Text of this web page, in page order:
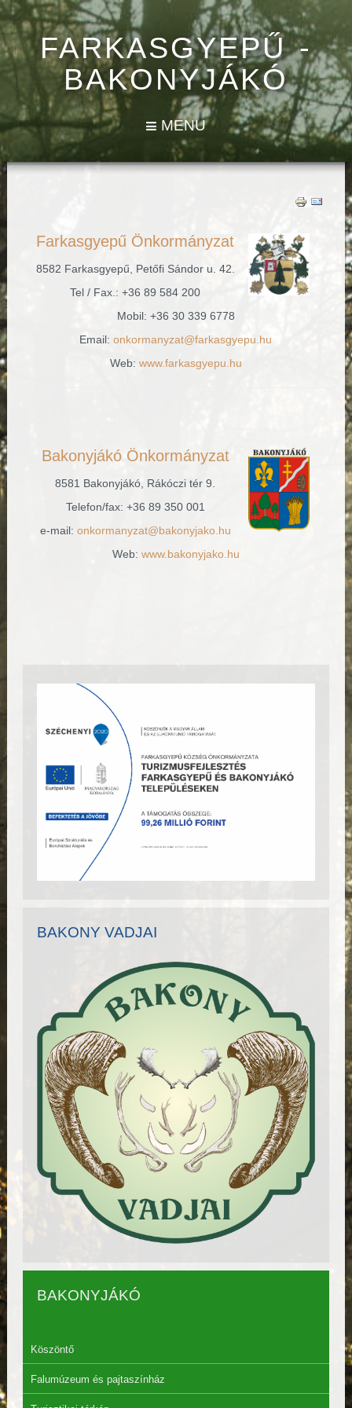
FARKASGYEPŰ -
BAKONYJÁKÓ
MENU
Farkasgyepű Önkormányzat
8582 Farkasgyepű, Petőfi Sándor u. 42.
Tel / Fax.: +36 89 584 200
Mobil: +36 30 339 6778
Email:onkormanyzat@farkasgyepu.hu
Web: www.farkasgyepu.hu
Bakonyjákó Önkormányzat
8581 Bakonyjákó, Rákóczi tér 9.
Telefon/fax: +36 89 350 001
e-mail: onkormanyzat@bakonyjako.hu
Web: www.bakonyjako.hu
BAKONY VADJAI
BAKONYJÁKÓ
Köszöntő
Falumúzeum és pajtaszínház